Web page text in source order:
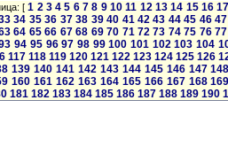
[1 2 3 4 5 6 7 8 9 10 11 12 13 14 15 16
34 35 36 37 38 39 40 41 42 43 44 45 46 47
64 65 66 67 68 69 70 71 72 73 74 75 76 77
94 95 96 97 98 99 100 101 102 103 104
117 118 119 120 121 122 123 124 125 126
139 140 141 142 143 144 145 146 147
160 161 162 163 164 165 166 167 168
181 182 183 184 185 186 187 188 189 190